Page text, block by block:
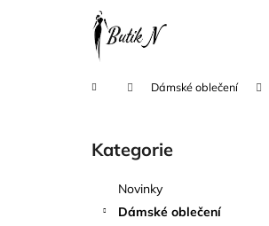
Domů Dámské oblečení
Přeskočit
kategorie
Kategorie
Novinky
Dámské oblečení